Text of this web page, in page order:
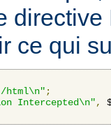
ce qui
html\n";
Intercepted\n",